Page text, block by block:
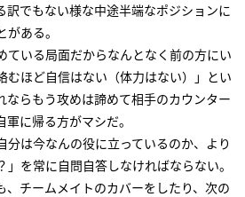
訳でもない様な中途半端なポジションに
がある。
ている局面だからなんとなく前の方にい
むほど自信はない（体力はない）」とい
ならもう攻めは諦めて相手のカウンター
に帰る方がマシだ。
分は今なんの役に立っているのか、より
を常に自問自答しなければならない。
、チームメイトのカバーをしたり、次の